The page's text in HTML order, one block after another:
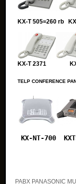
KX-T 505=260 rb
KX-T 2371 KX-
TELP CONFERENCE
KX-NT-700
PABX PANASONIC